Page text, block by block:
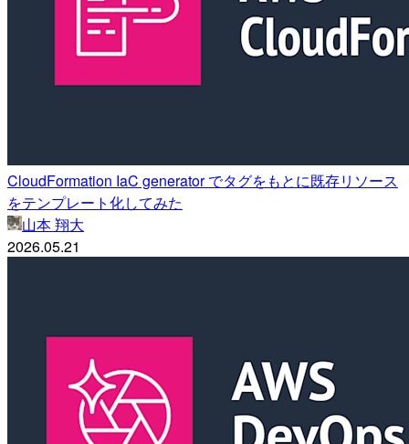
CloudFormation IaC generator でタグをもとに既存リソース
をテンプレート化してみた
山本 翔大
2026.05.21